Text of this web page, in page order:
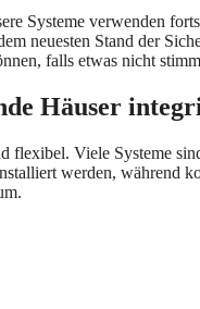
Systeme verwenden
neuesten Stand der
falls etwas nicht
Häuser
Viele Systeme
werden, während